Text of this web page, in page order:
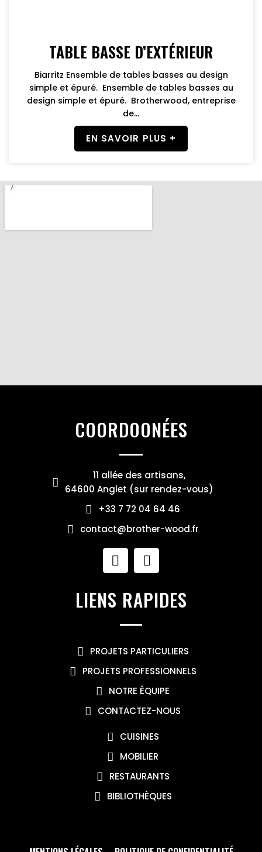
TABLE BASSE D’EXTÉRIEUR
Biarritz Ensemble de tables basses au design
simple et épuré. Ensemble de tables basses au
design simple et épuré. Brotherwood, entreprise
de...
EN SAVOIR PLUS +
COORDOONÉES
11 allée des artisans,
64600 Anglet (sur rendez-vous)
+33 7 72 04 64 46
contact@brother-wood.fr
LIENS RAPIDES
PROJETS PARTICULIERS
PROJETS PROFESSIONNELS
NOTRE ÉQUIPE
CONTACTEZ-NOUS
CUISINES
MOBILIER
RESTAURANTS
BIBLIOTHÈQUES